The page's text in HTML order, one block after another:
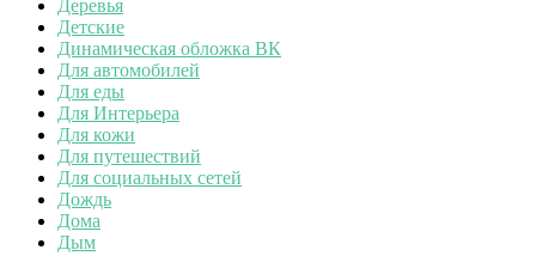
Деревья
Детские
Динамическая обложка ВК
Для автомобилей
Для еды
Для Интерьера
Для кожи
Для путешествий
Для социальных сетей
Дождь
Дома
Дым